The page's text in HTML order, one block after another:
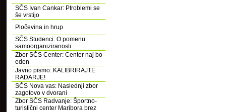
SČS Ivan Cankar: Ptroblemi se
še vrstijo
Pločevina in hrup
SČS Studenci: O pomenu
samoorganiziranosti
Zbor SČS Center: Center naj bo
eden
Javno pismo: KALIBRIRAJTE
RADARJE!
SČS Nova vas: Naslednji zbor
zagotovo v dvorani
Zbor SČS Radvanje: Športno-
turistični center Maribora brez